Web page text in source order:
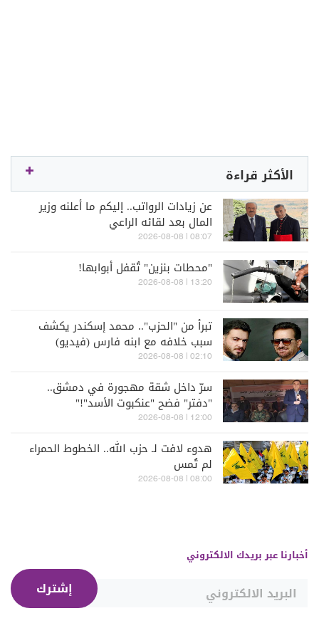
الأكثر قراءة
عن زيادات الرواتب.. إليكم ما أعلنه وزير
المال بعد لقائه الراعي
08:07 | 2026-08-08
"محطات بنزين" تُقفل أبوابها!
13:20 | 2026-08-08
تبرأ من "الحزب".. محمد إسكندر يكشف
سبب خلافه مع ابنه فارس (فيديو)
02:10 | 2026-08-08
سرّ داخل شقة مهجورة في دمشق..
"دفتر" فضح "عنكبوت الأسد"!"
12:00 | 2026-08-08
هدوء لافت لـ حزب الله.. الخطوط الحمراء
لم تُمس
08:00 | 2026-08-08
أخبارنا عبر بريدك الالكتروني
إشترك